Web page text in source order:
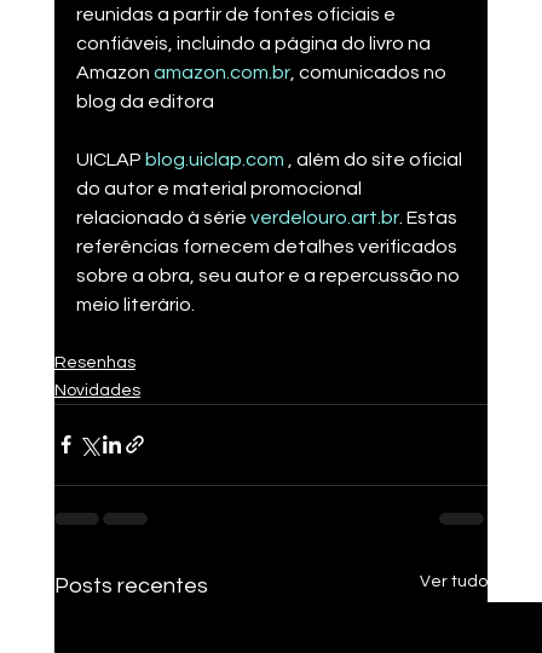
reunidas a partir de fontes oficiais e
confiáveis, incluindo a página do livro na
Amazon​ amazon.com.br, comunicados no
blog da editora
UICLAP​ blog.uiclap.com , além do site oficial
do autor e material promocional
relacionado à série​ verdelouro.art.br. Estas
referências fornecem detalhes verificados
sobre a obra, seu autor e a repercussão no
meio literário.
Resenhas
Novidades
Posts recentes Ver tudo